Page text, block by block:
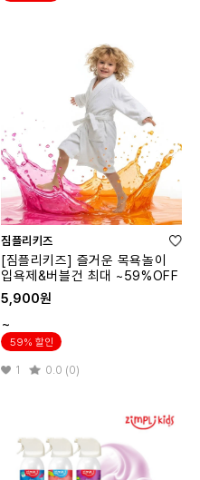
짐플리키즈
[짐플리키즈] 즐거운 목욕놀이
입욕제&버블건 최대 ~59%OFF
5,900원
~
59% 할인
1 0.0 (0)